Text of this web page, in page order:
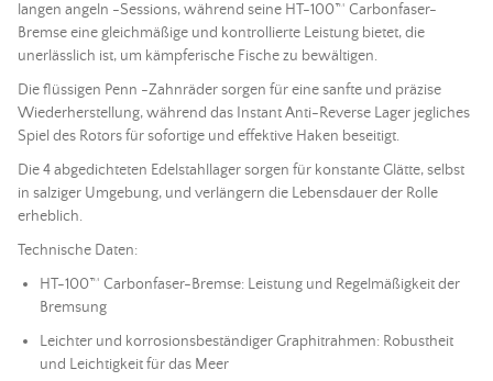
langen angeln -Sessions, während seine HT-100™ Carbonfaser-
Bremse eine gleichmäßige und kontrollierte Leistung bietet, die
unerlässlich ist, um kämpferische Fische zu bewältigen.
Die flüssigen Penn -Zahnräder sorgen für eine sanfte und präzise
Wiederherstellung, während das Instant Anti-Reverse Lager jegliches
Spiel des Rotors für sofortige und effektive Haken beseitigt.
Die 4 abgedichteten Edelstahllager sorgen für konstante Glätte, selbst
in salziger Umgebung, und verlängern die Lebensdauer der Rolle
erheblich.
Technische Daten:
HT-100™ Carbonfaser-Bremse: Leistung und Regelmäßigkeit der
Bremsung
Leichter und korrosionsbeständiger Graphitrahmen: Robustheit
und Leichtigkeit für das Meer